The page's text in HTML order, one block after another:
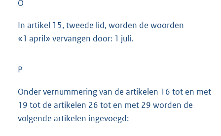
O
In artikel 15, tweede lid, worden de woorden
«1 april» vervangen door: 1 juli.
P
Onder vernummering van de artikelen 16 tot en met
19 tot de artikelen 26 tot en met 29 worden de
volgende artikelen ingevoegd: